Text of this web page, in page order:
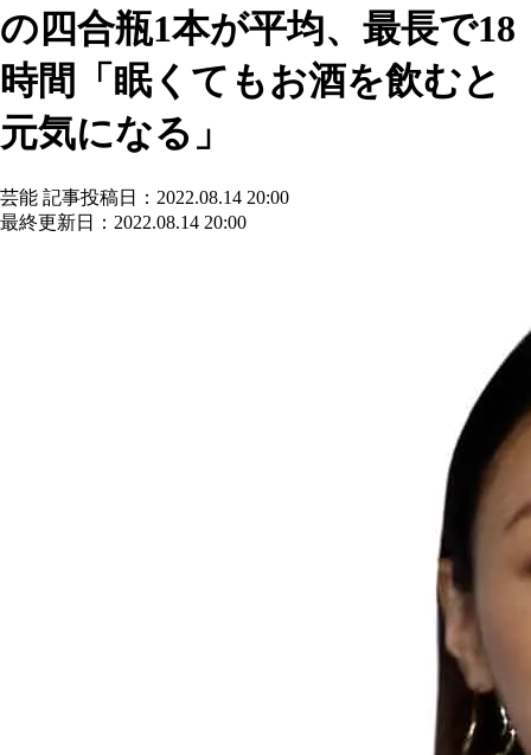
の四合瓶1本が平均、最長で18
時間「眠くてもお酒を飲むと
元気になる」
芸能 記事投稿日：2022.08.14 20:00
最終更新日：2022.08.14 20:00